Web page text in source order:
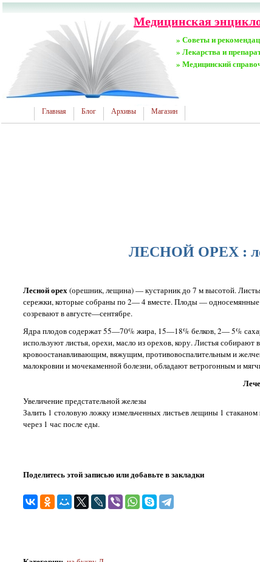
Медицинская
» Советы и
» Лекарства и
» Медицинский
Главная Блог Архивы Магазин
ЛЕСНОЙ ОРЕХ :
Лесной орех(орешник, лещина) — кустарник до 7 м высотой.
сережки, которые собраны по 2— 4 вместе. Плоды — односемянные
созревают в августе—сентябре.
Ядра плодов содержат 55—70% жира, 15—18% белков, 2— 5%
используют листья, орехи, масло из орехов, кору. Листья
кровоостанавливающим, вяжущим, противовоспалительным и
малокровии и мочекаменной болезни, обладают ветрогонным и
Увеличение предстательной железы
Залить 1 столовую ложку измельченных листьев лещины 1
через 1 час после еды.
Поделитесь этой записью или добавьте в закладки